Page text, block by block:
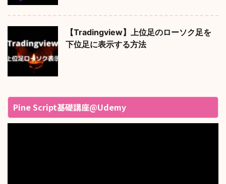
【Tradingview】上位足のローソク足を
下位足に表示する方法
Pine Script基礎講座@Udemy